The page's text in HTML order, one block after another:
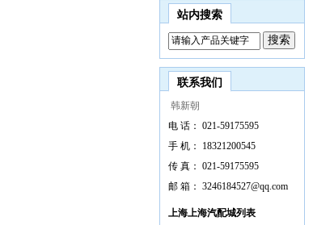
站内搜索
联系我们
韩新朝
电 话： 021-59175595
手 机：
18321200545
传 真： 021-59175595
邮 箱： 3246184527@qq.com
上海上海汽配城列表